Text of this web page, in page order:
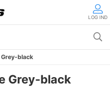
LOG IND
Grey-black
Grey-black